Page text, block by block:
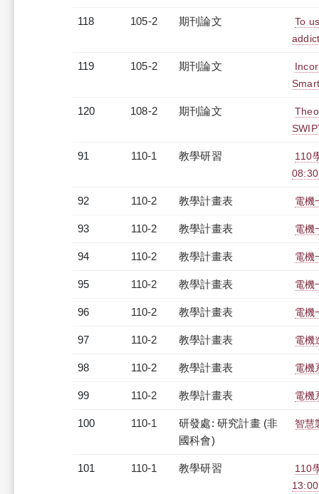
118 105-2 期刊論文
To
119 105-2 期刊論文
120 108-2 期刊論文
91 110-1 教學研習
110
92 110-2 教學計畫表 電機
93 110-2 教學計畫表 電機
94 110-2 教學計畫表 電機
95 110-2 教學計畫表 電機
96 110-2 教學計畫表 電機
97 110-2 教學計畫表 電機
98 110-2 教學計畫表 電機
99 110-2 教學計畫表 電機
100 110-1
研發處: 研究計畫 (非
國科會)
智慧
101 110-1 教學研習
110